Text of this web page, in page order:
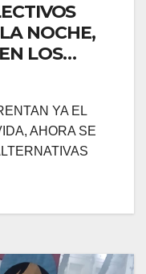
NOCHE,
LOS
YA EL
AHORA SE